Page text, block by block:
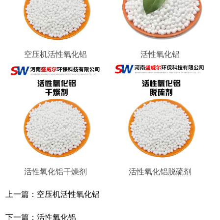
空压机活性氧化铝 活性氧化铝
活性氧化铝干燥剂 活性氧化铝脱硫剂
上一篇： 空压机活性氧化铝
下一篇：活性氧化铝